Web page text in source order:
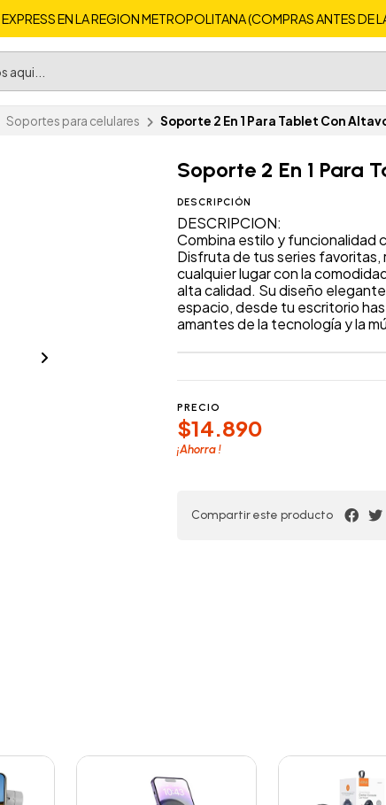
EN LA REGION METROPOLITANA (COMPRAS ANTES DE
Soportes para celulares Soporte 2 En 1 Para Tablet Con
Soporte 2 En 1 Para
DESCRIPCIÓN
DESCRIPCION:
Combina estilo y funcionalidad
Disfruta de tus series favoritas,
cualquier lugar con la
alta calidad. Su diseño
espacio, desde tu escritorio
amantes de la tecnología y la
PRECIO
$14.890
¡Ahorra!
Compartir este producto